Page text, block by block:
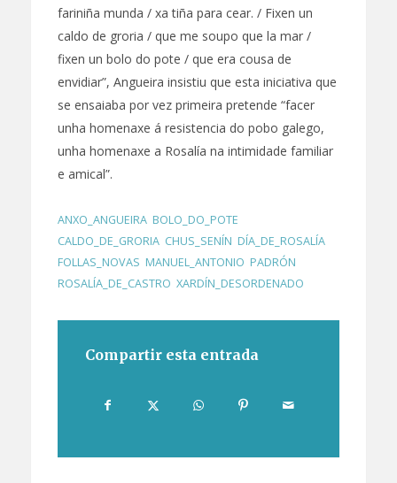
fariniña munda / xa tiña para cear. / Fixen un
caldo de groria / que me soupo que la mar /
fixen un bolo do pote / que era cousa de
envidiar”, Angueira insistiu que esta iniciativa que
se ensaiaba por vez primeira pretende “facer
unha homenaxe á resistencia do pobo galego,
unha homenaxe a Rosalía na intimidade familiar
e amical”.
ANXO_ANGUEIRA, BOLO_DO_POTE
CALDO_DE_GRORIA, CHUS_SENÍN DÍA_DE_ROSALÍA,
FOLLAS_NOVAS MANUEL_ANTONIO PADRÓN
ROSALÍA_DE_CASTRO XARDÍN_DESORDENADO
Compartir esta entrada